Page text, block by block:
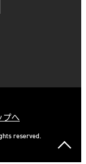
プへ
reserved.